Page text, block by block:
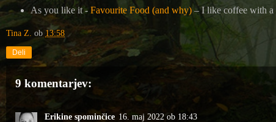
As you like it - Favourite Food (and why)– I like coffee with
Tina Z. ob 13:58
Deli
9 komentarjev:
Erikine spominčice 16. maj 2022 ob 18:43